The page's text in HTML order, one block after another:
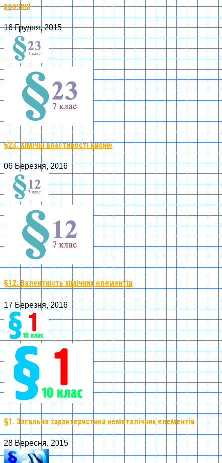
розчині
16 Грудня, 2015
§23. Хімічні властивості кисню
06 Березня, 2016
§12. Валентність хімічних елементів
17 Березня, 2016
§1. Загальна характеристика неметалічних елементів
28 Вересня, 2015